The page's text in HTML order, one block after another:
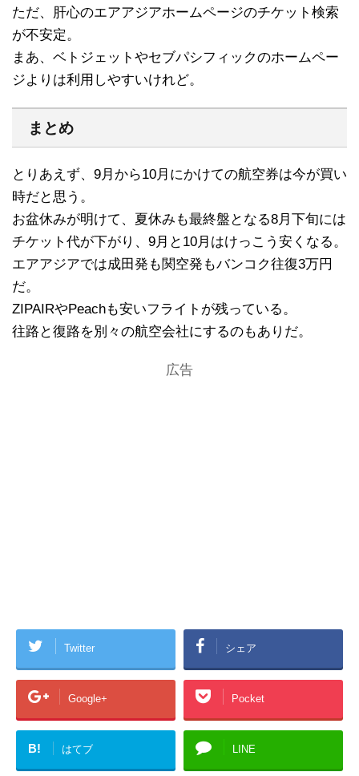
ただ、肝心のエアアジアホームページのチケット検索
が不安定。
まあ、ベトジェットやセブパシフィックのホームペー
ジよりは利用しやすいけれど。
まとめ
とりあえず、9月から10月にかけての航空券は今が買い
時だと思う。
お盆休みが明けて、夏休みも最終盤となる8月下旬には
チケット代が下がり、9月と10月はけっこう安くなる。
エアアジアでは成田発も関空発もバンコク往復3万円
だ。
ZIPAIRやPeachも安いフライトが残っている。
往路と復路を別々の航空会社にするのもありだ。
広告
Twitter シェア
Google+ Pocket
B! はてブ LINE